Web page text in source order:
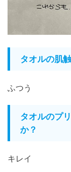
タオルの肌
ふつう
タオルのプ
か？
キレイ